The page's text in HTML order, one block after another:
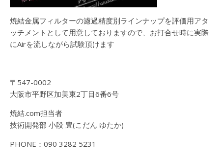
焼結金属フィルターの濾過精度別ラインナップを評価用アタ
ッチメントとして用意しておりますので、お打合せ時に実際
にAirを流しながら試験頂けます
〒547-0002
大阪市平野区加美東2丁目6番6号
焼結.com担当者
技術開発部 小段 豊(こだん ゆたか)
PHONE：090 3282 5231